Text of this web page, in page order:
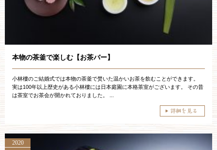
本物の茶釜で楽しむ【お茶バー】
小林樓のご結婚式では本物の茶釜で焚いた温かいお茶を飲むことができます。
実は100年以上歴史がある小林樓には日本庭園に本格茶室がございます。 その昔
は茶室でお茶会が開かれておりました。 ...
2020